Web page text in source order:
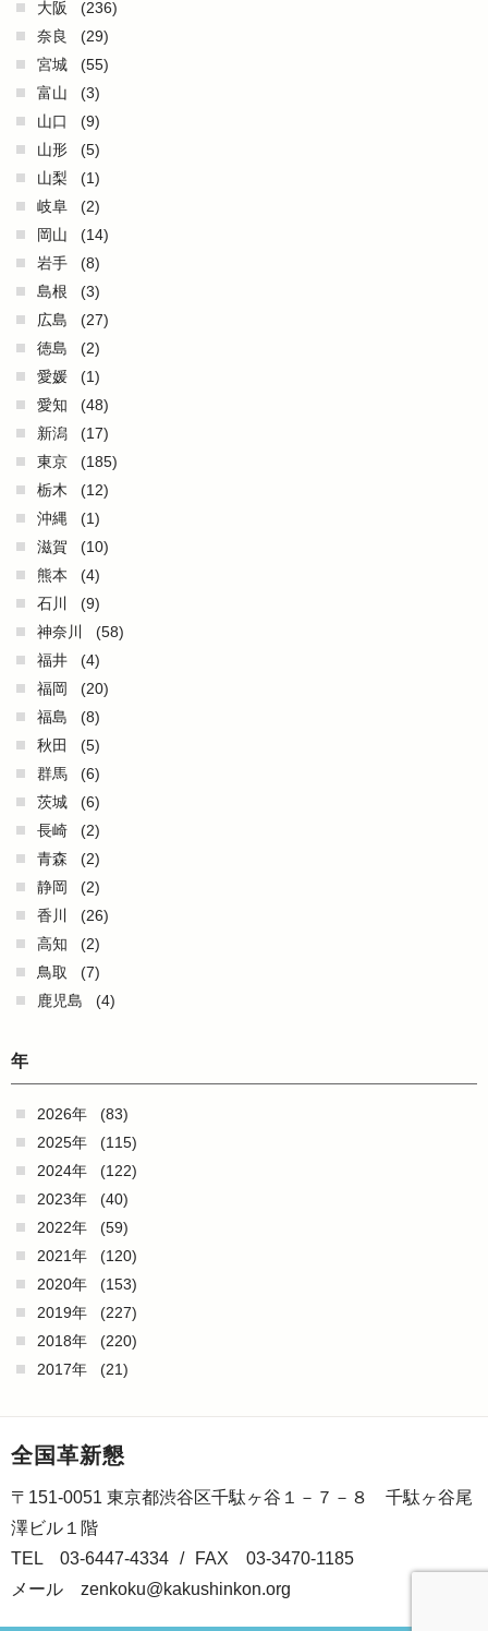
大阪
(236)
奈良
(29)
宮城
(55)
富山
(3)
山口
(9)
山形
(5)
山梨
(1)
岐阜
(2)
岡山
(14)
岩手
(8)
島根
(3)
広島
(27)
徳島
(2)
愛媛
(1)
愛知
(48)
新潟
(17)
東京
(185)
栃木
(12)
沖縄
(1)
滋賀
(10)
熊本
(4)
石川
(9)
神奈川
(58)
福井
(4)
福岡
(20)
福島
(8)
秋田
(5)
群馬
(6)
茨城
(6)
長崎
(2)
青森
(2)
静岡
(2)
香川
(26)
高知
(2)
鳥取
(7)
鹿児島
(4)
年
2026年
(83)
2025年
(115)
2024年
(122)
2023年
(40)
2022年
(59)
2021年
(120)
2020年
(153)
2019年
(227)
2018年
(220)
2017年
(21)
全国革新懇
〒151-0051 東京都渋谷区千駄ヶ谷１－７－８ 千駄ヶ谷尾
澤ビル１階
TEL 03-6447-4334 /
FAX 03-3470-1185
メール zenkoku@kakushinkon.org